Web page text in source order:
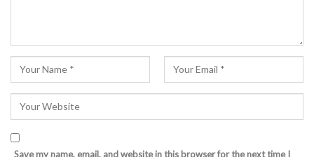
Save my name, email, and website in this browser for the next time I